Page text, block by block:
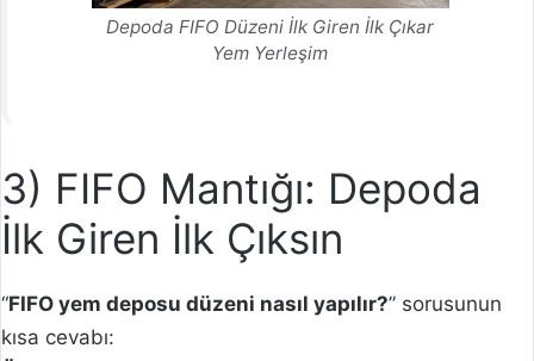
Depoda FIFO Düzeni İlk Giren İlk Çıkar
Yem Yerleşim
3) FIFO Mantığı: Depoda
İlk Giren İlk Çıksın
“FIFO yem deposu düzeni nasıl yapılır?” sorusunun
kısa cevabı: